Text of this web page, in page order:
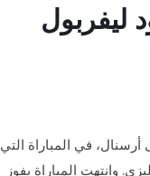
ليفربول
في المباراة التي
وانتهت المباراة بفوز